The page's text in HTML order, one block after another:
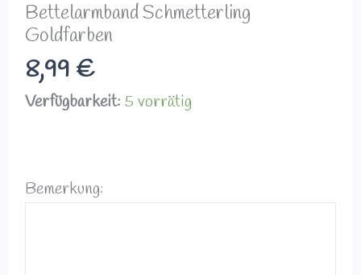
Bettelarmband Schmetterling
Goldfarben
8,99 €
Verfügbarkeit: 5 vorrätig
Bemerkung: